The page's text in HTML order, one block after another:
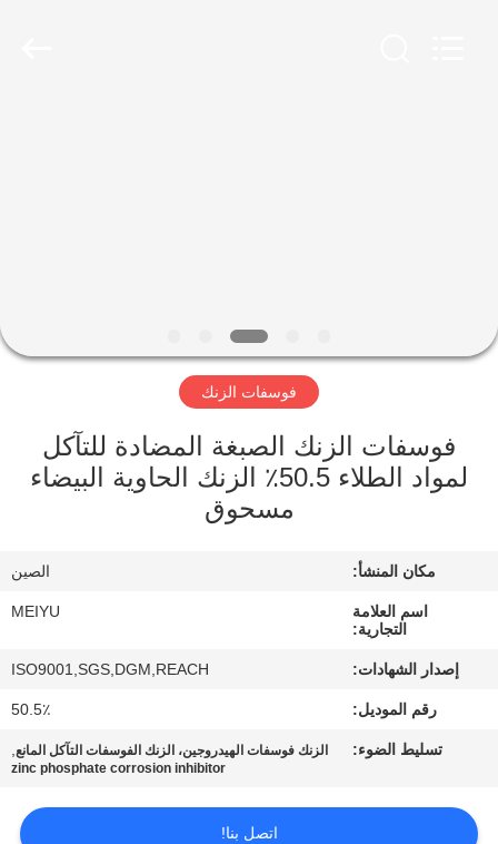
حولنا
المصنع
الجودة
اتصل
اطلب
اقتباس
فوسفات الزنك
فوسفات الزنك الصبغة المضادة للتآكل
لمواد الطلاء 50.5٪ الزنك الحاوية البيضاء
مسحوق
مكان المنشأ: الصين
اسم العلامة
التجارية:
MEIYU
إصدار الشهادات: ISO9001,SGS,DGM,REACH
رقم الموديل: 50.5٪
تسليط الضوء: الزنك فوسفات الهيدروجين، الزنك الفوسفات التآكل المانع,
zinc phosphate corrosion inhibitor
اتصل بنا!